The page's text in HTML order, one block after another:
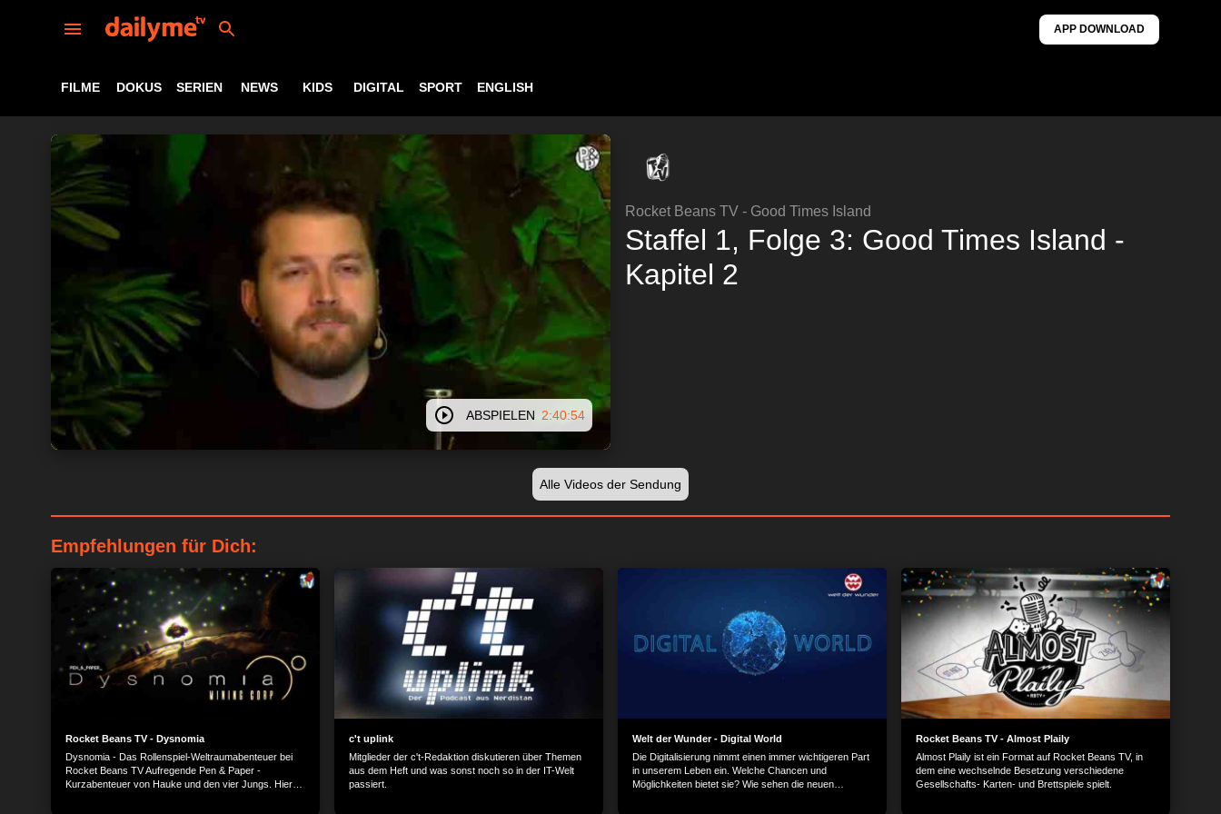
APP DOWNLOAD
FILME DOKUS SERIEN NEWS KIDS DIGITAL SPORT ENGLISH
ABSPIELEN 2:40:54
Rocket Beans TV - Good Times Island
Staffel 1, Folge 3: Good Times Island -
Kapitel 2
Alle Videos der Sendung
Empfehlungen für Dich:
Rocket Beans TV - Dysnomia
Dysnomia - Das Rollenspiel-Weltraumabenteuer bei
Rocket Beans TV Aufregende Pen & Paper -
Kurzabenteuer von Hauke und den vier Jungs. Hier
c't uplink
Mitglieder der c't-Redaktion diskutieren über Themen
aus dem Heft und was sonst noch so in der IT-Welt
passiert.
Welt der Wunder - Digital World
Die Digitalisierung nimmt einen immer wichtigeren Part
in unserem Leben ein. Welche Chancen und
Möglichkeiten bietet sie? Wie sehen die neuen
Rocket Beans TV - Almost Plaily
Almost Plaily ist ein Format auf Rocket Beans TV, in
dem eine wechselnde Besetzung verschiedene
Gesellschafts- Karten- und Brettspiele spielt.